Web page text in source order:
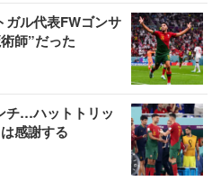
ガル代表FWゴンサ
師”だった
チ…ハットトリッ
感謝する